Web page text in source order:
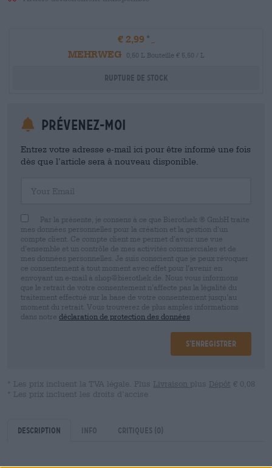
€ 2,99
MEHRWEG
0,50 L Bouteille € 5,50 / L
Rupture de stock
Prévenez-moi
Entrez votre adresse e-mail ici pour être informé une fois
dès que l’article sera à nouveau disponible.
Par la présente, je consens à ce que Bierothek ® GmbH traite
mes données personnelles pour la création et la gestion d’un
compte client. Ce compte client me permet d’avoir une vue
d’ensemble et un contrôle de mes activités commerciales et de
mes données personnelles. Je suis conscient que je peux révoquer
ce consentement à tout moment avec effet pour l’avenir en
envoyant un e-mail à shop@bierothek.de. Nous vous informons
que le retrait de votre consentement n’affecte pas la légalité du
traitement effectué sur la base de votre consentement jusqu’au
moment du retrait. Vous trouverez de plus amples informations
dans notre déclaration de protection des données
S’enregistrer
* Les prix incluent la TVA légale. Plus Livraison plus Dépôt € 0,08
* Les prix incluent les droits d’accise
Description Info Critiques (0)